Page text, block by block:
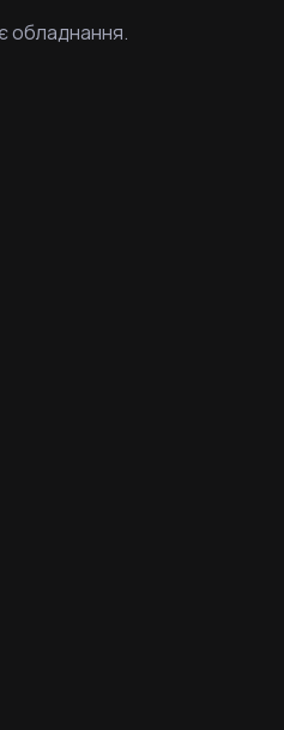
обладнання.